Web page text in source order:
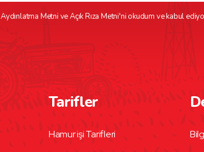
Aydınlatma Metni veAçık Rıza Metni'ni okudum ve kabul
Tarifler
Hamur işi Tarifleri